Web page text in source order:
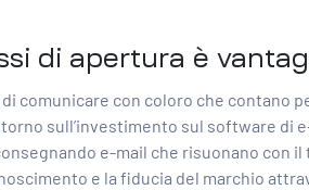
di apertura è
comunicare con coloro che contano
sull’investimento sul software di
e-mail che risuonano con il
e la fiducia del marchio